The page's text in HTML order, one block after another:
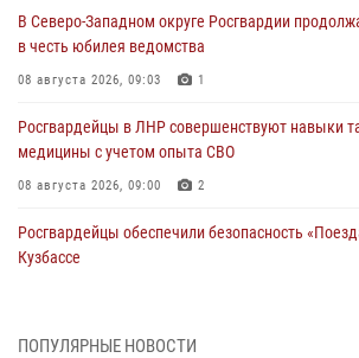
В Северо-Западном округе Росгвардии
в честь юбилея ведомства
08 августа 2026, 09:03 1
Росгвардейцы в ЛНР совершенствуют навыки
медицины с учетом опыта СВО
08 августа 2026, 09:00 2
Росгвардейцы обеспечили безопасность
Кузбассе
Военнослужащие Софринской бригады
ПОПУЛЯРНЫЕ НОВОСТИ